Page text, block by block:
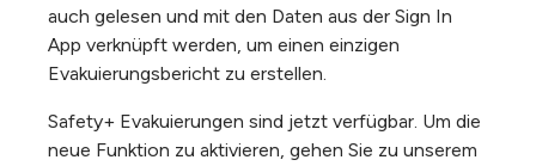
auch gelesen und mit den Daten aus der Sign In
App verknüpft werden, um einen einzigen
Evakuierungsbericht zu erstellen.
Safety+ Evakuierungen sind jetzt verfügbar. Um die
neue Funktion zu aktivieren, gehen Sie zu unserem